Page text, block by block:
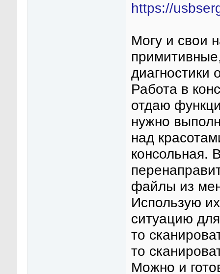
https://
Могу и свои
диагностики
Работа в
отдаю
нужно
над
консольная.
файлы из
Использую
ситуацию
то
то
Можно и